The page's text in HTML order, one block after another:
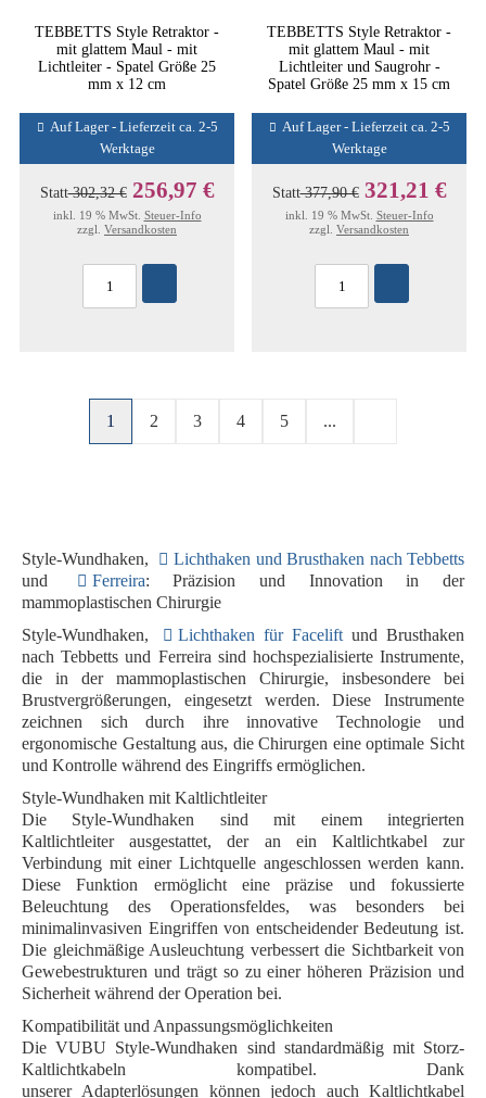
TEBBETTS Style Retraktor -
mit glattem Maul - mit
Lichtleiter - Spatel Größe 25
mm x 12 cm
Auf Lager - Lieferzeit ca. 2-5
Werktage
Statt302,32 € 256,97 €
inkl. 19 % MwSt. Steuer-Info
zzgl. Versandkosten
TEBBETTS Style Retraktor -
mit glattem Maul - mit
Lichtleiter und Saugrohr -
Spatel Größe 25 mm x 15 cm
Auf Lager - Lieferzeit ca. 2-5
Werktage
Statt377,90 € 321,21 €
inkl. 19 % MwSt. Steuer-Info
zzgl. Versandkosten
1 2 3 4 5 ...
Style-Wundhaken,
Lichthaken und Brusthaken nach Tebbetts
und
Ferreira: Präzision und Innovation in der
mammoplastischen Chirurgie
Style-Wundhaken,
Lichthaken für Facelift und Brusthaken
nach Tebbetts und Ferreira sind hochspezialisierte Instrumente,
die in der mammoplastischen Chirurgie, insbesondere bei
Brustvergrößerungen, eingesetzt werden. Diese Instrumente
zeichnen sich durch ihre innovative Technologie und
ergonomische Gestaltung aus, die Chirurgen eine optimale Sicht
und Kontrolle während des Eingriffs ermöglichen.
Style-Wundhaken mit Kaltlichtleiter
Die Style-Wundhaken sind mit einem integrierten
Kaltlichtleiterausgestattet, der an ein Kaltlichtkabel zur
Verbindung mit einer Lichtquelle angeschlossen werden kann.
Diese Funktion ermöglicht einepräzise und fokussierte
Beleuchtung des Operationsfeldes, was besonders bei
minimalinvasiven Eingriffen von entscheidender Bedeutung ist.
Die gleichmäßige Ausleuchtung verbessert die Sichtbarkeit von
Gewebestrukturen und trägt so zu einer höheren Präzision und
Sicherheit während der Operation bei.
Kompatibilität und Anpassungsmöglichkeiten
Die VUBU Style-Wundhaken sind standardmäßig mit Storz-
Kaltlichtkabeln kompatibel. Dank
unserer Adapterlösungen können jedoch auch Kaltlichtkabel